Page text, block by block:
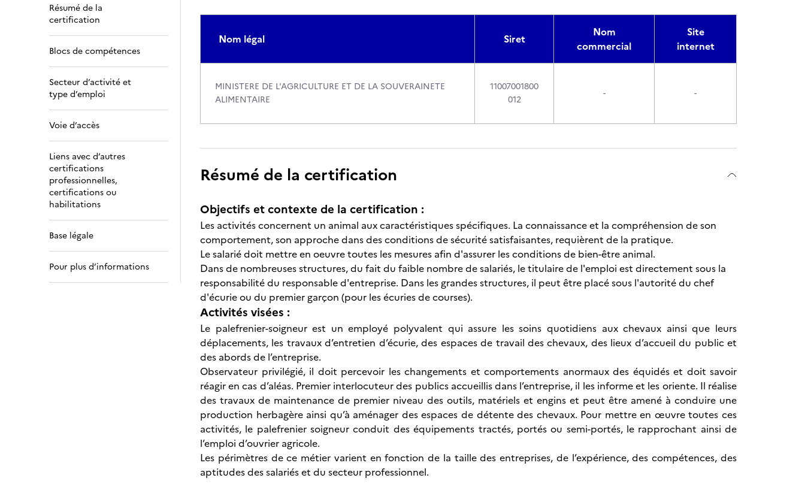
Résumé de la
certification
Blocs de compétences
Secteur d’activité et
type d’emploi
Voie d’accès
Liens avec d’autres
certifications
professionnelles,
certifications ou
habilitations
Base légale
Pour plus d’informations
Nom légal Siret
Nom
commercial
Site
internet
MINISTERE DE L'AGRICULTURE ET DE LA SOUVERAINETE
ALIMENTAIRE
11007001800
012
- -
Résumé de la certification
Objectifs et contexte de la certification :
Les activités concernent un animal aux caractéristiques spécifiques. La connaissance et la compréhension de son
comportement, son approche dans des conditions de sécurité satisfaisantes, requièrent de la pratique.
Le salarié doit mettre en oeuvre toutes les mesures afin d'assurer les conditions de bien-être animal.
Dans de nombreuses structures, du fait du faible nombre de salariés, le titulaire de l'emploi est directement sous la
responsabilité du responsable d'entreprise. Dans les grandes structures, il peut être placé sous l'autorité du chef
d'écurie ou du premier garçon (pour les écuries de courses).
Activités visées :
Le palefrenier-soigneur est un employé polyvalent qui assure les soins quotidiens aux chevaux ainsi que leurs
déplacements, les travaux d’entretien d’écurie, des espaces de travail des chevaux, des lieux d’accueil du public et
des abords de l’entreprise.
Observateur privilégié, il doit percevoir les changements et comportements anormaux des équidés et doit savoir
réagir en cas d’aléas. Premier interlocuteur des publics accueillis dans l’entreprise, il les informe et les oriente. Il réalise
des travaux de maintenance de premier niveau des outils, matériels et engins et peut être amené à conduire une
production herbagère ainsi qu’à aménager des espaces de détente des chevaux. Pour mettre en œuvre toutes ces
activités, le palefrenier soigneur conduit des équipements tractés, portés ou semi-portés, le rapprochant ainsi de
l’emploi d’ouvrier agricole.
Les périmètres de ce métier varient en fonction de la taille des entreprises, de l’expérience, des compétences, des
aptitudes des salariés et du secteur professionnel.